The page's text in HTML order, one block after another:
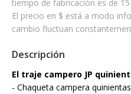
tiempo de fabricación es de
El precio en $ está a modo
cambio fluctuan
Descripción
El traje campero JP
- Chaqueta campera